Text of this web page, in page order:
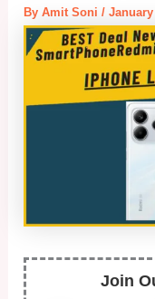
ByAmit Soni/
Join